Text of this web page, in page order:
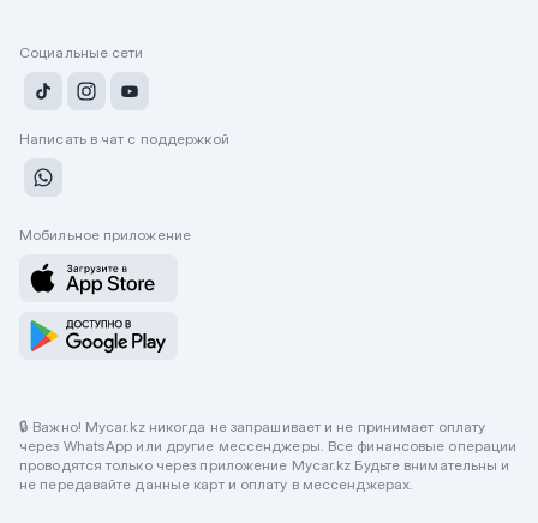
Социальные сети
Написать в чат с поддержкой
Мобильное приложение
🔒 Важно! Mycar.kz никогда не запрашивает и не принимает оплату
через WhatsApp или другие мессенджеры. Все финансовые операции
проводятся только через приложение Mycar.kz Будьте внимательны и
не передавайте данные карт и оплату в мессенджерах.